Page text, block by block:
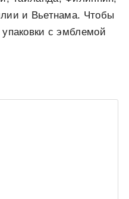
и Вьетнама. Чтобы
с эмблемой